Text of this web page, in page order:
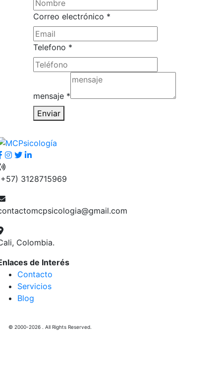
Correo electrónico *
Correo
Nombre
Telefono
Telefono *
mensaje *
Enviar
3128715969
Colombia.
de Interés
Contacto
Servicios
Blog
© 2000-2026 . All Rights Reserved.